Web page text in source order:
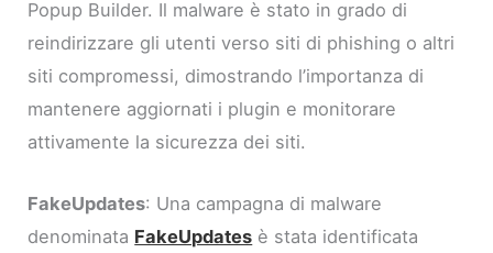
Popup Builder. Il malware è stato in grado di
reindirizzare gli utenti verso siti di phishing o altri
siti compromessi, dimostrando l’importanza di
mantenere aggiornati i plugin e monitorare
attivamente la sicurezza dei siti.
FakeUpdates: Una campagna di malware
denominata FakeUpdates è stata identificata